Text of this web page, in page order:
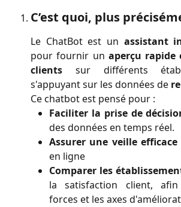
C’est quoi, plus
Le ChatBot est un assistant
pour fournir un aperçu rapide
clients sur différents
s'appuyant sur les données de
Ce chatbot est pensé pour :
Faciliter la prise de
des données en temps réel.
Assurer une veille efficace
en ligne
Comparer les
la satisfaction client,
forces et les axes